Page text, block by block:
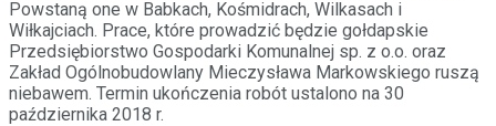
Powstaną one w Babkach, Kośmidrach, Wilkasach i
Wiłkajciach. Prace, które prowadzić będzie gołdapskie
Przedsiębiorstwo Gospodarki Komunalnej sp. z o.o. oraz
Zakład Ogólnobudowlany Mieczysława Markowskiego ruszą
niebawem. Termin ukończenia robót ustalono na 30
października 2018 r.